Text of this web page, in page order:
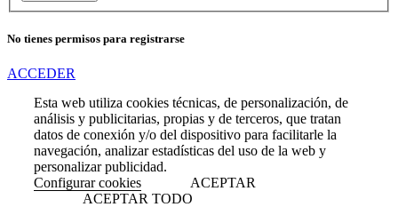
No tienes permisos para registrarse
ACCEDER
Esta web utiliza cookies técnicas, de personalización, de
análisis y publicitarias, propias y de terceros, que tratan
datos de conexión y/o del dispositivo para facilitarle la
navegación, analizar estadísticas del uso de la web y
personalizar publicidad.
Configurar cookies
ACEPTAR
ACEPTAR TODO